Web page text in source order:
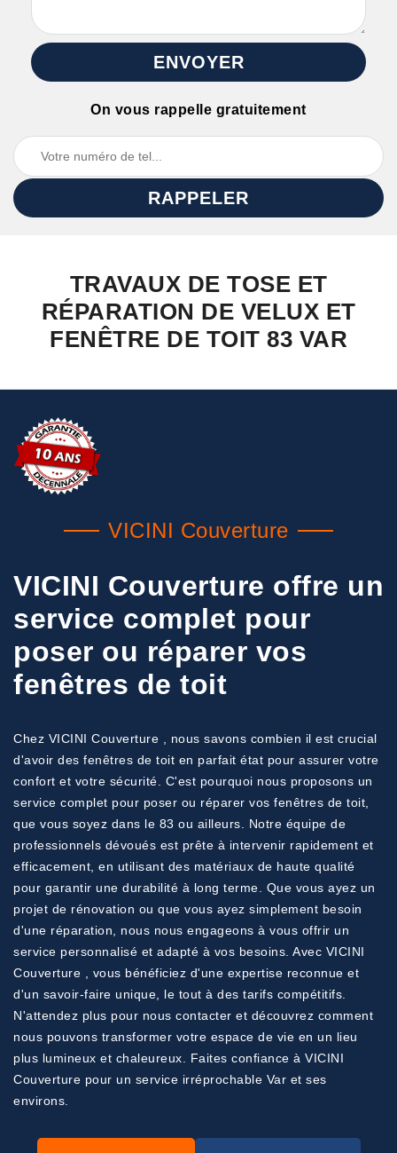
On vous rappelle gratuitement
TRAVAUX DE TOSE ET
RÉPARATION DE VELUX ET
FENÊTRE DE TOIT 83 VAR
VICINI Couverture
VICINI Couverture offre un
service complet pour
poser ou réparer vos
fenêtres de toit
Chez VICINI Couverture , nous savons combien il est crucial
d'avoir des fenêtres de toit en parfait état pour assurer votre
confort et votre sécurité. C'est pourquoi nous proposons un
service complet pour poser ou réparer vos fenêtres de toit,
que vous soyez dans le 83 ou ailleurs. Notre équipe de
professionnels dévoués est prête à intervenir rapidement et
efficacement, en utilisant des matériaux de haute qualité
pour garantir une durabilité à long terme. Que vous ayez un
projet de rénovation ou que vous ayez simplement besoin
d'une réparation, nous nous engageons à vous offrir un
service personnalisé et adapté à vos besoins. Avec VICINI
Couverture , vous bénéficiez d'une expertise reconnue et
d'un savoir-faire unique, le tout à des tarifs compétitifs.
N'attendez plus pour nous contacter et découvrez comment
nous pouvons transformer votre espace de vie en un lieu
plus lumineux et chaleureux. Faites confiance à VICINI
Couverture pour un service irréprochable Var et ses
environs.